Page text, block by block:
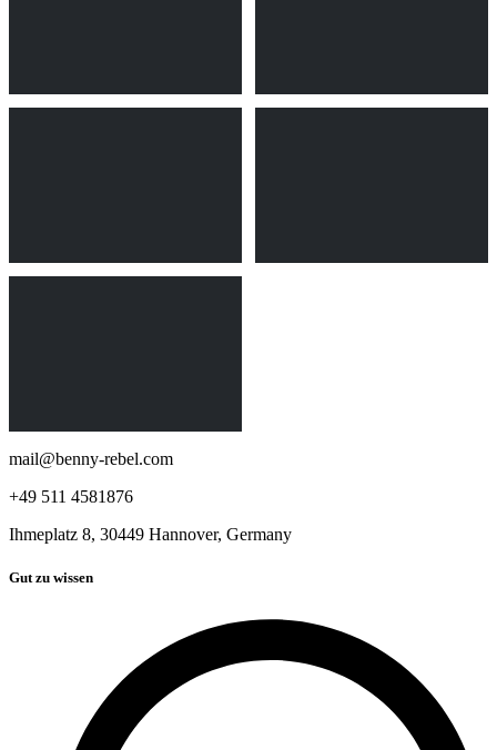
mail@benny-rebel.com
+49 511 4581876
Ihmeplatz 8, 30449 Hannover, Germany
Gut zu wissen